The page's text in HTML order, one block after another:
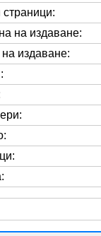
страници:
на издаване:
издаване: